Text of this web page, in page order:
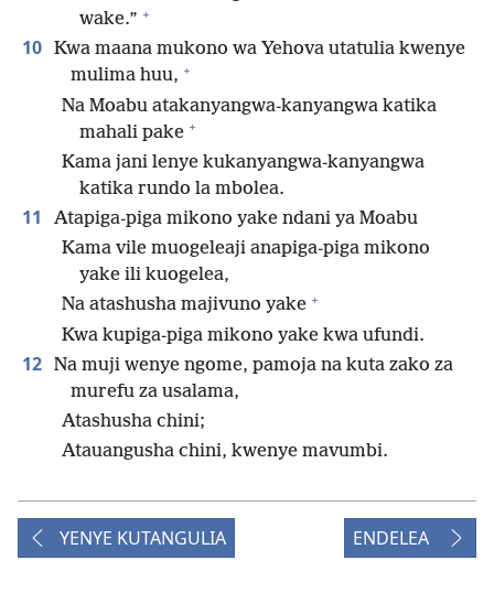
wake.” +
10 Kwa maana mukono wa Yehova utatulia kwenye
mulima huu, +
Na Moabu atakanyangwa-kanyangwa katika
mahali pake +
Kama jani lenye kukanyangwa-kanyangwa
katika rundo la mbolea.
11
Atapiga-piga mikono yake ndani ya Moabu
Kama vile muogeleaji anapiga-piga mikono
yake ili kuogelea,
Na atashusha majivuno yake +
Kwa kupiga-piga mikono yake kwa ufundi.
12 Na muji wenye ngome, pamoja na kuta zako za
murefu za usalama,
Atashusha chini;
Atauangusha chini, kwenye mavumbi.
YENYE KUTANGULIA ENDELEA